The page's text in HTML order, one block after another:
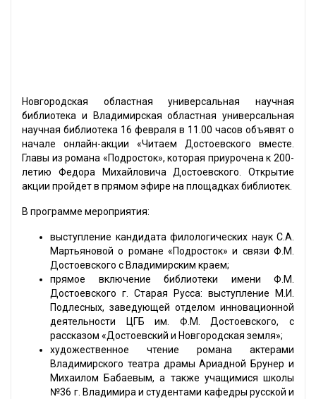
Новгородская областная универсальная научная
библиотека и Владимирская областная универсальная
научная библиотека 16 февраля в 11.00 часов объявят о
начале онлайн-акции «Читаем Достоевского вместе.
Главы из романа «Подросток», которая приурочена к 200-
летию Федора Михайловича Достоевского. Открытие
акции пройдет в прямом эфире на площадках библиотек.
В программе мероприятия:
выступление кандидата филологических наук С.А.
Мартьяновой о романе «Подросток» и связи Ф.М.
Достоевского с Владимирским краем;
прямое включение библиотеки имени Ф.М.
Достоевского г. Старая Русса: выступление М.И.
Подлесных, заведующей отделом инновационной
деятельности ЦГБ им. Ф.М. Достоевского, с
рассказом «Достоевский и Новгородская земля»;
художественное чтение романа актерами
Владимирского театра драмы Ариадной Брунер и
Михаилом Бабаевым, а также учащимися школы
№36 г. Владимира и студентами кафедры русской и